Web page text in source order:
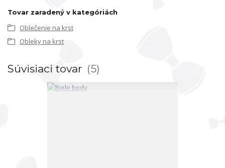
Tovar zaradený v kategóriách
Oblečenie na krst
Obleky na krst
Súvisiaci tovar 5